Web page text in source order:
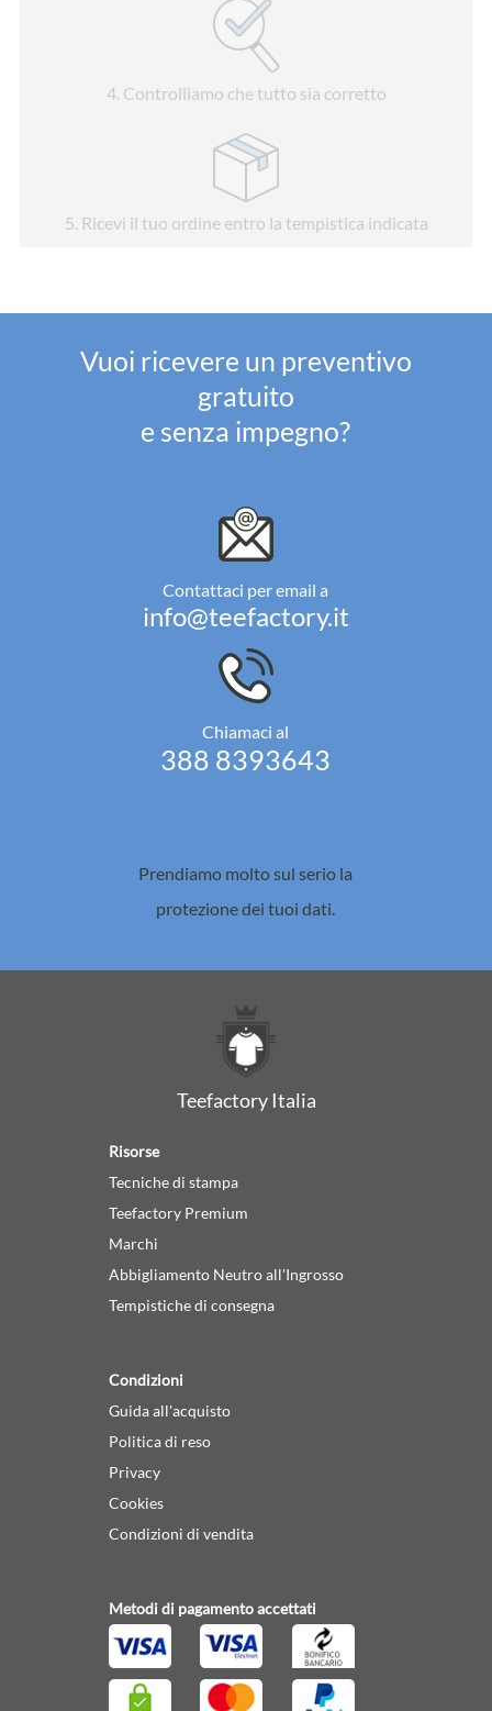
4. Controlliamo che tutto sia corretto
5. Ricevi il tuo ordine entro la tempistica indicata
Vuoi ricevere un preventivo
gratuito
e senza impegno?
Contattaci per email a
info@teefactory.it
Chiamaci al
388 8393643
Prendiamo molto sul serio la
protezione dei tuoi dati.
Teefactory Italia
Risorse
Tecniche di stampa
Teefactory Premium
Marchi
Abbigliamento Neutro all'Ingrosso
Tempistiche di consegna
Condizioni
Guida all'acquisto
Politica di reso
Privacy
Cookies
Condizioni di vendita
Metodi di pagamento accettati